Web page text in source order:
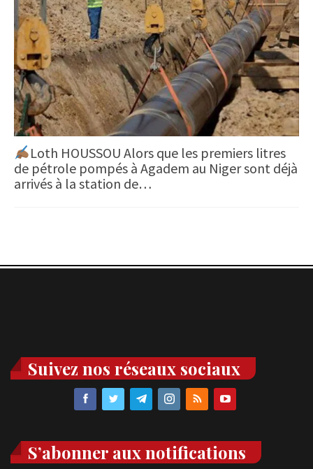
Loth HOUSSOU Alors que les premiers litres
de pétrole pompés à Agadem au Niger sont déjà
arrivés à la station de…
Suivez nos réseaux sociaux
S’abonner aux notifications